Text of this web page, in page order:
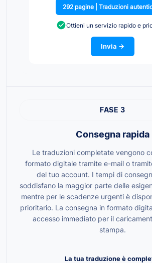
292 pagine | Traduzioni
Ottieni un servizio rapido e
Invia →
FASE 3
Consegna rapida
Le traduzioni completate vengono
formato digitale tramite e-mail o
del tuo account. I tempi di
soddisfano la maggior parte delle
mentre per le scadenze urgenti è
prioritario. La consegna in formato
accesso immediato per il
stampa.
La tua traduzione è